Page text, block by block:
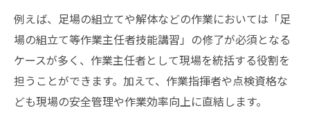
足場工事管理者なら押さえておきたい必要資格
と法令基礎
例えば、足場の組立てや解体などの作業においては「足
場の組立て等作業主任者技能講習」の修了が必須となる
ケースが多く、作業主任者として現場を統括する役割を
担うことができます。加えて、作業指揮者や点検資格な
ども現場の安全管理や作業効率向上に直結します。